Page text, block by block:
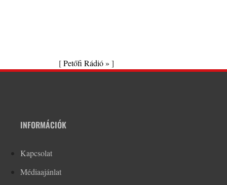
[Petőfi Rádió » ]
INFORMÁCIÓK
Kapcsolat
Médiaajánlat